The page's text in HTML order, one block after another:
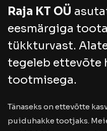
Raja KT OÜ
eesmärgiga
tükkturvast.
tegeleb ettevõte
tootmisega.
Tänaseks on ettevõtte
puiduhakke tootjaks.